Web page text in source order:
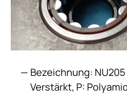
Bezeichnung: NU205
Verstärkt, P: